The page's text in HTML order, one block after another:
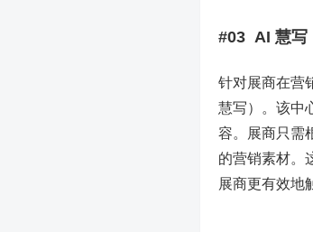
#03 AI 慧写
针对展商在营
慧写）。该中
容。展商只需
的营销素材。
展商更有效地